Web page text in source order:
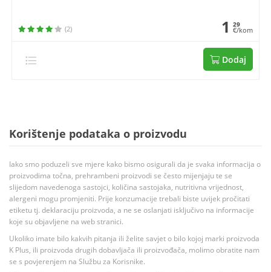
(2) 1 29
€/kom
Dodaj
Korištenje podataka o proizvodu
Iako smo poduzeli sve mjere kako bismo osigurali da je svaka informacija o
proizvodima točna, prehrambeni proizvodi se često mijenjaju te se
slijedom navedenoga sastojci, količina sastojaka, nutritivna vrijednost,
alergeni mogu promjeniti. Prije konzumacije trebali biste uvijek pročitati
etiketu tj. deklaraciju proizvoda, a ne se oslanjati isključivo na informacije
koje su objavljene na web stranici.
Ukoliko imate bilo kakvih pitanja ili želite savjet o bilo kojoj marki proizvoda
K Plus, ili proizvoda drugih dobavljača ili proizvođača, molimo obratite nam
se s povjerenjem na Službu za Korisnike.